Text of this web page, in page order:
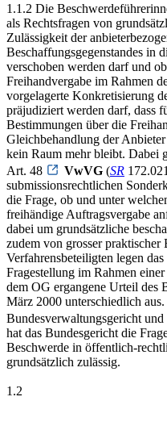
1.1.2 Die
als Rechtsfragen von
Zulässigkeit der
Beschaffungsgegenstandes in
verschoben werden darf und
Freihandvergabe im Rahmen
vorgelagerte Konkretisierung
präjudiziert werden darf, dass
Bestimmungen über die
Gleichbehandlung der
kein Raum mehr bleibt. Dabei
Art. 48
VwVG (SR
submissionsrechtlichen
die Frage, ob und unter
freihändige Auftragsvergabe
dabei um grundsätzliche
zudem von grosser praktischer
Verfahrensbeteiligten legen
Fragestellung im Rahmen
dem OG ergangene Urteil des
März 2000 unterschiedlich
Bundesverwaltungsgericht
hat das Bundesgericht die
Beschwerde in öffentlich-
grundsätzlich zulässig.
1.2